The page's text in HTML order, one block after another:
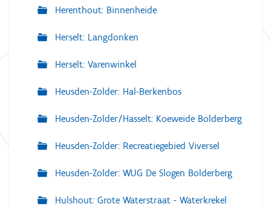
Herenthout: Binnenheide
Herselt: Langdonken
Herselt: Varenwinkel
Heusden-Zolder: Hal-Berkenbos
Heusden-Zolder/Hasselt: Koeweide Bolderberg
Heusden-Zolder: Recreatiegebied Viversel
Heusden-Zolder: WUG De Slogen Bolderberg
Hulshout: Grote Waterstraat - Waterkrekel